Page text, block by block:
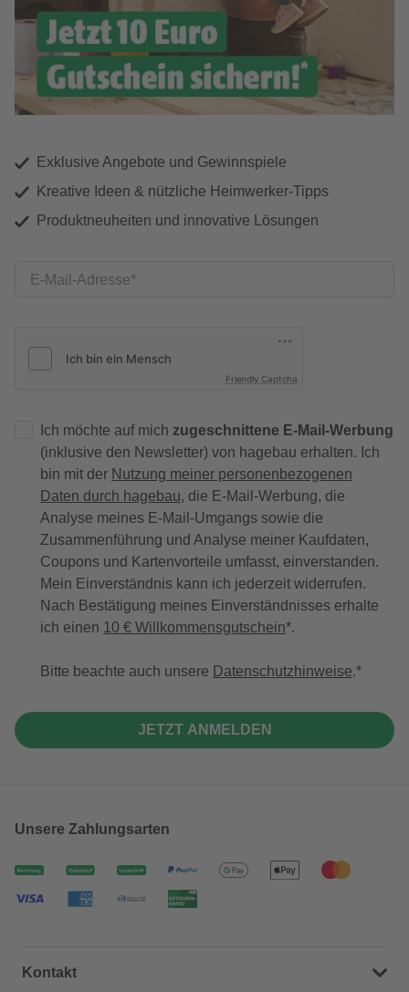
Exklusive Angebote und Gewinnspiele
Kreative Ideen & nützliche Heimwerker-Tipps
Produktneuheiten und innovative Lösungen
E-Mail-Adresse
Friendly Captcha
Ich möchte auf mich zugeschnittene E-Mail-Werbung
(inklusive den Newsletter) von hagebau erhalten. Ich
bin mit der Nutzung meiner personenbezogenen
Daten durch hagebau, die E-Mail-Werbung, die
Analyse meines E-Mail-Umgangs sowie die
Zusammenführung und Analyse meiner Kaufdaten,
Coupons und Kartenvorteile umfasst, einverstanden.
Mein Einverständnis kann ich jederzeit widerrufen.
Nach Bestätigung meines Einverständnisses erhalte
ich einen 10 € Willkommensgutschein*.
Bitte beachte auch unsere Datenschutzhinweise.
JETZT ANMELDEN
Unsere Zahlungsarten
Kontakt